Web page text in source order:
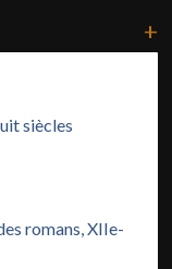
+
siècles
romans, XIIe-